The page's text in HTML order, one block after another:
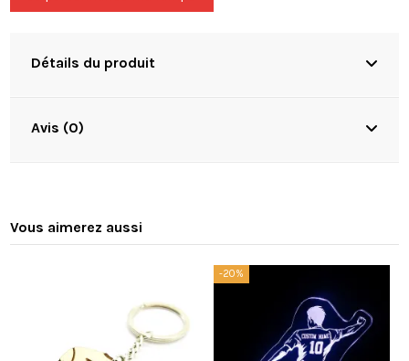
Détails du produit
Avis (0)
Vous aimerez aussi
-20%